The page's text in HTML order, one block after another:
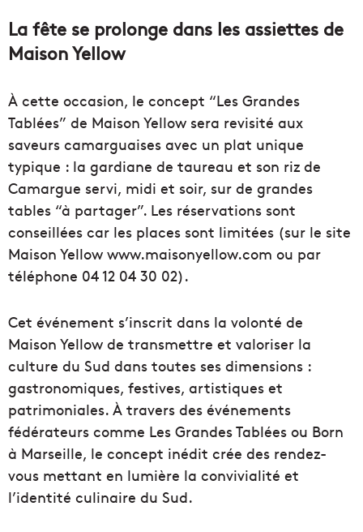
La fête se prolonge dans les assiettes de
Maison Yellow
À cette occasion, le concept “Les Grandes
Tablées” de Maison Yellow sera revisité aux
saveurs camarguaises avec un plat unique
typique : la gardiane de taureau et son riz de
Camargue servi, midi et soir, sur de grandes
tables “à partager”. Les réservations sont
conseillées car les places sont limitées (sur le site
Maison Yellow www.maisonyellow.com ou par
téléphone 04 12 04 30 02).
Cet événement s’inscrit dans la volonté de
Maison Yellow de transmettre et valoriser la
culture du Sud dans toutes ses dimensions :
gastronomiques, festives, artistiques et
patrimoniales. À travers des événements
fédérateurs comme Les Grandes Tablées ou Born
à Marseille, le concept inédit crée des rendez-
vous mettant en lumière la convivialité et
l’identité culinaire du Sud.